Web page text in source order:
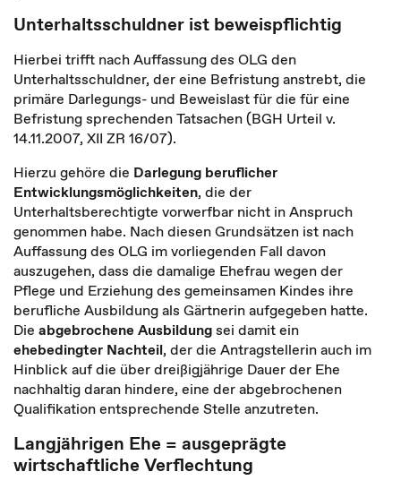
Unterhaltsschuldner ist beweispflichtig
Hierbei trifft nach Auffassung des OLG den
Unterhaltsschuldner, der eine Befristung anstrebt, die
primäre Darlegungs- und Beweislast für die für eine
Befristung sprechenden Tatsachen (BGH Urteil v.
14.11.2007, XII ZR 16/07).
Hierzu gehöre die Darlegung beruflicher
Entwicklungsmöglichkeiten, die der
Unterhaltsberechtigte vorwerfbar nicht in Anspruch
genommen habe. Nach diesen Grundsätzen ist nach
Auffassung des OLG im vorliegenden Fall davon
auszugehen, dass die damalige Ehefrau wegen der
Pflege und Erziehung des gemeinsamen Kindes ihre
berufliche Ausbildung als Gärtnerin aufgegeben hatte.
Die abgebrochene Ausbildungsei damit ein
ehebedingter Nachteil, der die Antragstellerin auch im
Hinblick auf die über dreißigjährige Dauer der Ehe
nachhaltig daran hindere, eine der abgebrochenen
Qualifikation entsprechende Stelle anzutreten.
Langjährigen Ehe = ausgeprägte
wirtschaftliche Verflechtung